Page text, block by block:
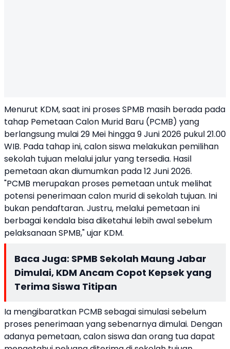
Menurut KDM, saat ini proses SPMB masih berada pada
tahap Pemetaan Calon Murid Baru (PCMB) yang
berlangsung mulai 29 Mei hingga 9 Juni 2026 pukul 21.00
WIB. Pada tahap ini, calon siswa melakukan pemilihan
sekolah tujuan melalui jalur yang tersedia. Hasil
pemetaan akan diumumkan pada 12 Juni 2026.
"PCMB merupakan proses pemetaan untuk melihat
potensi penerimaan calon murid di sekolah tujuan. Ini
bukan pendaftaran. Justru, melalui pemetaan ini
berbagai kendala bisa diketahui lebih awal sebelum
pelaksanaan SPMB," ujar KDM.
Baca Juga: SPMB Sekolah Maung Jabar
Dimulai, KDM Ancam Copot Kepsek yang
Terima Siswa Titipan
Ia mengibaratkan PCMB sebagai simulasi sebelum
proses penerimaan yang sebenarnya dimulai. Dengan
adanya pemetaan, calon siswa dan orang tua dapat